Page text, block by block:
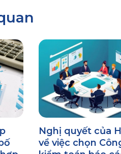
Nghị quyết của
về việc chọn